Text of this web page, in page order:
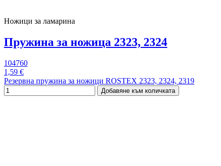
Ножици за ламарина
Пружина за ножица 2323, 2324
104760
1,59 €
Резервна пружина за ножици ROSTEX 2323, 2324, 2319
Добавяне към количката